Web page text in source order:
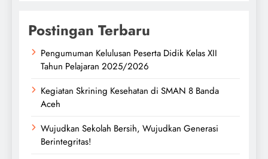
Postingan Terbaru
Pengumuman Kelulusan Peserta Didik Kelas XII
Tahun Pelajaran 2025/2026
Kegiatan Skrining Kesehatan di SMAN 8 Banda
Aceh
Wujudkan Sekolah Bersih, Wujudkan Generasi
Berintegritas!